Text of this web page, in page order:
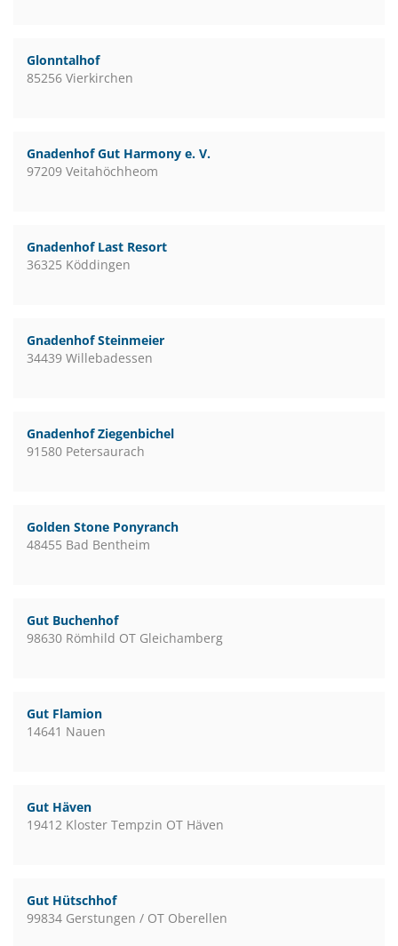
Glonntalhof
85256 Vierkirchen
Gnadenhof Gut Harmony e. V.
97209 Veitahöchheom
Gnadenhof Last Resort
36325 Köddingen
Gnadenhof Steinmeier
34439 Willebadessen
Gnadenhof Ziegenbichel
91580 Petersaurach
Golden Stone Ponyranch
48455 Bad Bentheim
Gut Buchenhof
98630 Römhild OT Gleichamberg
Gut Flamion
14641 Nauen
Gut Häven
19412 Kloster Tempzin OT Häven
Gut Hütschhof
99834 Gerstungen / OT Oberellen